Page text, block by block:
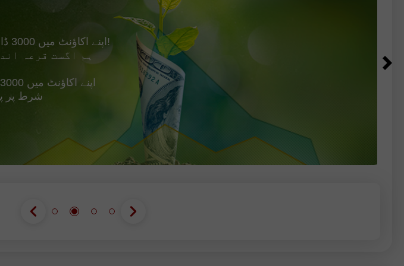
اپنے اکاؤنٹ میں 3000 ڈالر جمع کروائیں اور حاصل کریںمزید!
ہم اگست قرعہ
شرط پر